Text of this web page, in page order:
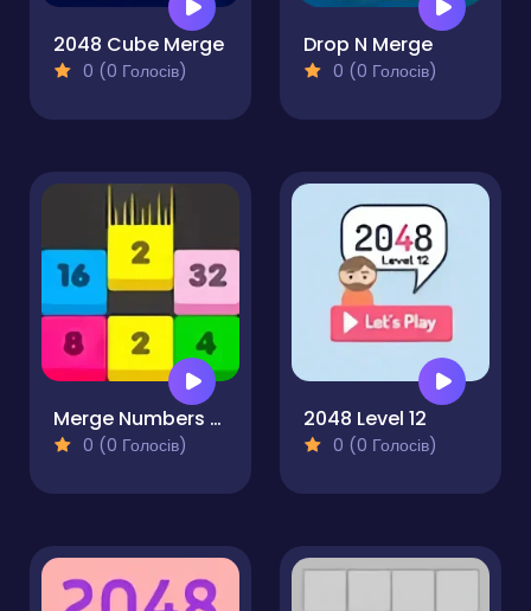
2048 Cube Merge
0 (0 Голосів)
Drop N Merge
0 (0 Голосів)
Merge Numbers - Drop The Numbers
0 (0 Голосів)
2048 Level 12
0 (0 Голосів)